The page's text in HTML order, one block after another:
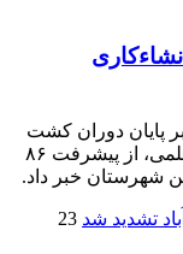
بر پایان دوران کشت
سنتی و جایگزینی آن با روش‌های مکانیزه و علمی، از پیشرفت ۸۶
شهرستان خبر داد.
23